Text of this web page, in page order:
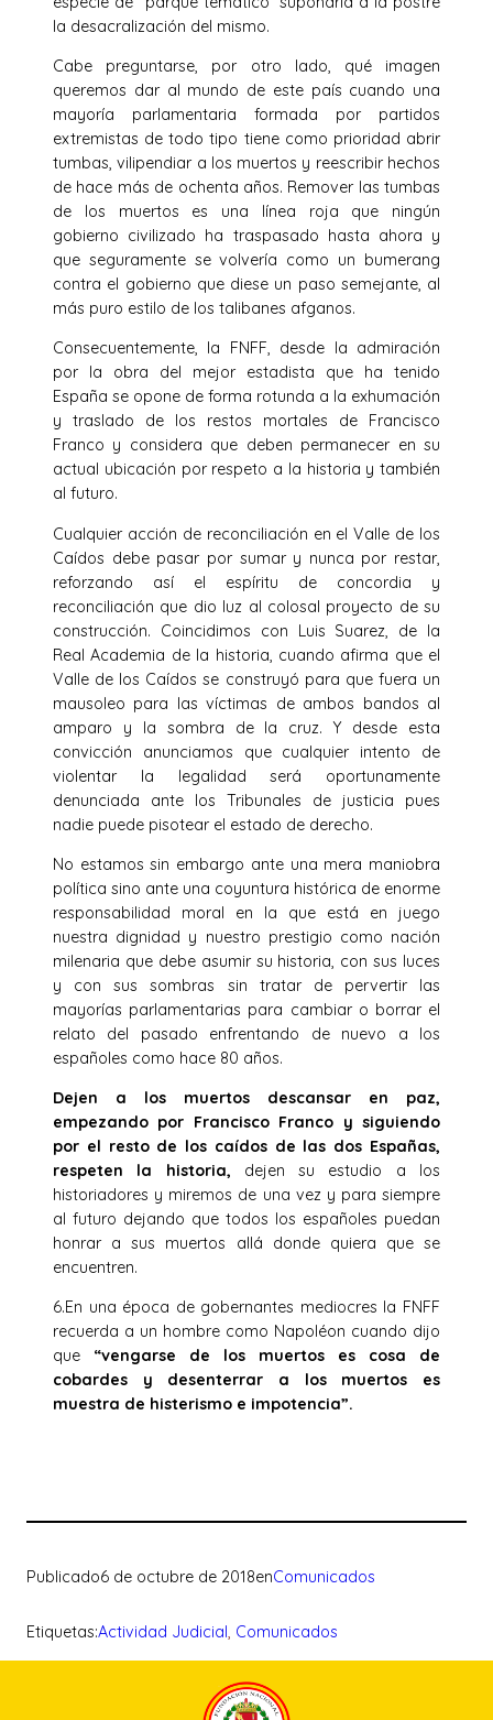
la desacralización del mismo.
Cabe preguntarse, por otro lado, qué imagen
queremos dar al mundo de este país cuando una
mayoría parlamentaria formada por partidos
extremistas de todo tipo tiene como prioridad abrir
tumbas, vilipendiar a los muertos y reescribir hechos
de hace más de ochenta años. Remover las tumbas
de los muertos es una línea roja que ningún
gobierno civilizado ha traspasado hasta ahora y
que seguramente se volvería como un bumerang
contra el gobierno que diese un paso semejante, al
más puro estilo de los talibanes afganos.
Consecuentemente, la FNFF, desde la admiración
por la obra del mejor estadista que ha tenido
España se opone de forma rotunda a la exhumación
y traslado de los restos mortales de Francisco
Franco y considera que deben permanecer en su
actual ubicación por respeto a la historia y también
al futuro.
Cualquier acción de reconciliación en el Valle de los
Caídos debe pasar por sumar y nunca por restar,
reforzando así el espíritu de concordia y
reconciliación que dio luz al colosal proyecto de su
construcción. Coincidimos con Luis Suarez, de la
Real Academia de la historia, cuando afirma que el
Valle de los Caídos se construyó para que fuera un
mausoleo para las víctimas de ambos bandos al
amparo y la sombra de la cruz. Y desde esta
convicción anunciamos que cualquier intento de
violentar la legalidad será oportunamente
denunciada ante los Tribunales de justicia pues
nadie puede pisotear el estado de derecho.
No estamos sin embargo ante una mera maniobra
política sino ante una coyuntura histórica de enorme
responsabilidad moral en la que está en juego
nuestra dignidad y nuestro prestigio como nación
milenaria que debe asumir su historia, con sus luces
y con sus sombras sin tratar de pervertir las
mayorías parlamentarias para cambiar o borrar el
relato del pasado enfrentando de nuevo a los
españoles como hace 80 años.
Dejen a los muertos descansar en paz,
empezando por Francisco Franco y siguiendo
por el resto de los caídos de las dos Españas,
respeten la historia, dejen su estudio a los
historiadores y miremos de una vez y para siempre
al futuro dejando que todos los españoles puedan
honrar a sus muertos allá donde quiera que se
encuentren.
6.En una época de gobernantes mediocres la FNFF
recuerda a un hombre como Napoléon cuando dijo
que “vengarse de los muertos es cosa de
cobardes y desenterrar a los muertos es
muestra de histerismo e impotencia”.
Publicado6 de octubre de 2018enComunicados
Etiquetas:Actividad Judicial, Comunicados